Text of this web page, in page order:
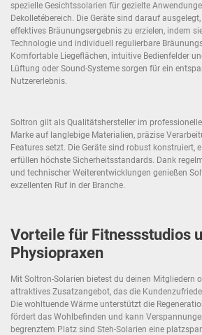
spezielle Gesichtssolarien für gezielte
Dekolletébereich. Die Geräte sind darauf
effektives Bräunungsergebnis zu erzielen, indem
Technologie und individuell regulierbare
Komfortable Liegeflächen, intuitive Bedienfelder
Lüftung oder Sound-Systeme sorgen für ein
Nutzererlebnis.
Soltron gilt als Qualitätshersteller im
Marke auf langlebige Materialien, präzise
Features setzt. Die Geräte sind robust konstruiert,
erfüllen höchste Sicherheitsstandards. Dank
und technischer Weiterentwicklungen genießen
exzellenten Ruf in der Branche.
Vorteile für Fitnessstudios
Physiopraxen
Mit Soltron-Solarien bietest du deinen Mitgliedern
attraktives Zusatzangebot, das die
Die wohltuende Wärme unterstützt die
fördert das Wohlbefinden und kann
begrenztem Platz sind Steh-Solarien eine